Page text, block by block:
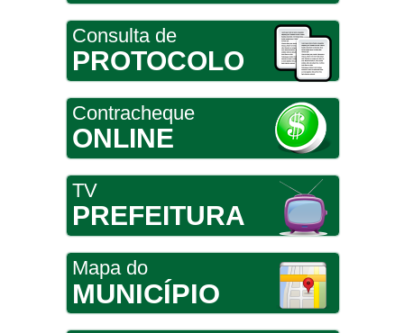
Consulta de
PROTOCOLO
Contracheque
ONLINE
TV
PREFEITURA
Mapa do
MUNICÍPIO